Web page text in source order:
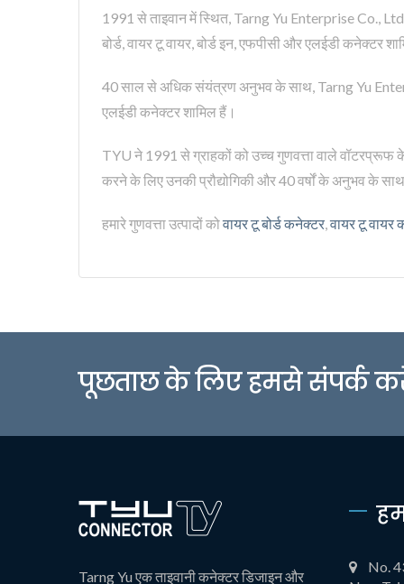
1991 से ताइवान में स्थित, Tarng Yu Enterprise Co., Ltd.
बोर्ड, वायर टू वायर, बोर्ड इन, एफपीसी और एलईडी कनेक्टर
40 साल से अधिक संयंत्रण अनुभव के साथ, Tarng Yu
एलईडी कनेक्टर शामिल हैं।
TYU ने 1991 से ग्राहकों को उच्च गुणवत्ता वाले वॉटरप्रूफ
करने के लिए उनकी प्रौद्योगिकी और 40 वर्षों के अनुभव के
हमारे गुणवत्ता उत्पादों कोवायर टू बोर्ड कनेक्टर,वायर टू वायर
पूछताछ के लिए हमसे संपर्क
Tarng Yu एक ताइवानी कनेक्टर डिजाइन और
No.